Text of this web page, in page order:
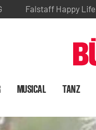
Falstaff Happy Life
MUSICAL TANZ